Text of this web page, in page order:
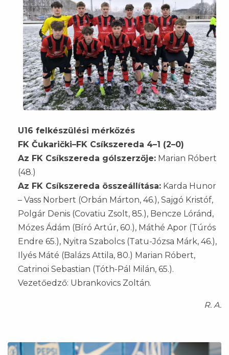
U16 felkészülési mérkőzés
FK Čukarički–FK Csíkszereda 4–1 (2–0)
Az FK Csíkszereda gólszerzője: Marian Róbert
(48.)
Az FK Csíkszereda összeállítása: Karda Hunor
– Vass Norbert (Orbán Márton, 46.), Sajgó Kristóf,
Polgár Denis (Covatiu Zsolt, 85.), Bencze Lóránd,
Mózes Ádám (Bíró Artúr, 60.), Máthé Apor (Túrós
Endre 65.), Nyitra Szabolcs (Tatu-Józsa Márk, 46.),
Ilyés Máté (Balázs Attila, 80.) Marian Róbert,
Catrinoi Sebastian (Tóth-Pál Milán, 65.).
Vezetőedző: Ubrankovics Zoltán.
R. A.